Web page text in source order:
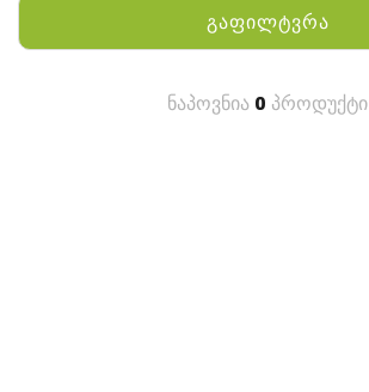
გაფილტვრა
ნაპოვნია0 პროდუქტი